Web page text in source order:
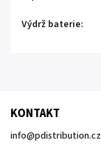
Výdrž baterie:
KONTAKT
info@pdistribution.cz